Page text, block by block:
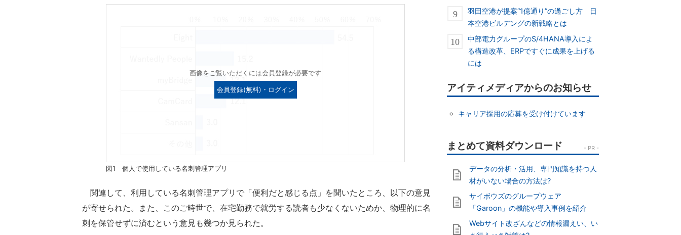
画像をご覧いただくには会員登録が必要です
会員登録(無料)・ログイン
図1 個人で使用している名刺管理アプリ
関連して、利用している名刺管理アプリで「便利だと感じる点」を聞いたところ、以下の意見
が寄せられた。また、このご時世で、在宅勤務で就労する読者も少なくないためか、物理的に名
刺を保管せずに済むという意見も幾つか見られた。
羽田空港が提案“1億通り”の過ごし方 日
本空港ビルデングの新戦略とは
中部電力グループのS/4HANA導入によ
る構造改革、ERPですぐに成果を上げる
には
アイティメディアからのお知らせ
キャリア採用の応募を受け付けています
データの分析・活用、専門知識を持つ人
材がいない場合の方法は?
サイボウズのグループウェア
「Garoon」の機能や導入事例を紹介
Webサイト改ざんなどの情報漏えい、い